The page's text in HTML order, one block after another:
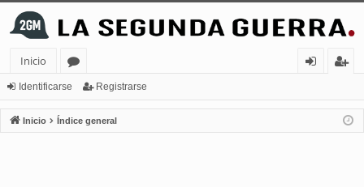
Inicio
or
os
nt
ifi
ist
ra
Identificarse Registrarse
Inicio Índice general